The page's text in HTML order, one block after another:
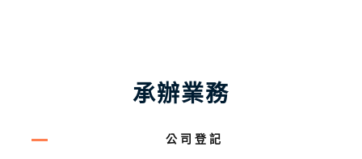
承辦業務
公司登記